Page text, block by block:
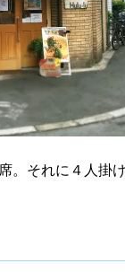
。それに４人掛